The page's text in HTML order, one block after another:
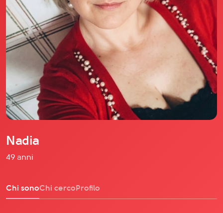
Il libro Donna di Cuori
Quanto costa Club di Più
Love Academy
Domande Frequenti
Impegno Sociale
Le nostre sedi
Facebook
YouTube
Instagram
TikTok
Nadia
49 anni
Chi sonoChi cercoProfilo